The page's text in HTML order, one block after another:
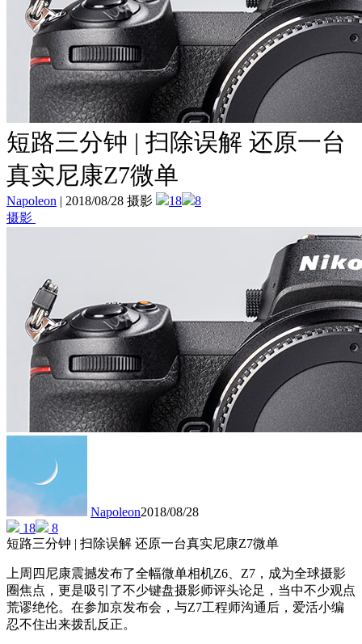
短路三分钟 | 扫除误解 还原一台
真实尼康Z7微单
Napoleon | 2018/08/28 摄影 18
8
摄影
Napoleon2018/08/28
18
8
短路三分钟 | 扫除误解 还原一台真实尼康Z7微单
上周四尼康震撼发布了全幅微单相机Z6、Z7，成为全球摄影
圈焦点，更是吸引了不少键盘摄影师评头论足，当中不少观点
荒谬绝伦。在参加京发布会，与Z7工程师沟通后，爱活小编
忍不住出来拨乱反正。